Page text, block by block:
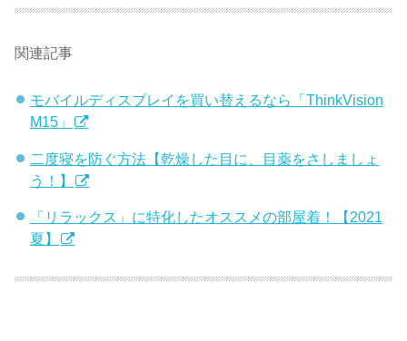
関連記事
モバイルディスプレイを買い替えるなら「ThinkVision
M15」
二度寝を防ぐ方法【乾燥した目に、目薬をさしましょ
う！】
「リラックス」に特化したオススメの部屋着！【2021
夏】